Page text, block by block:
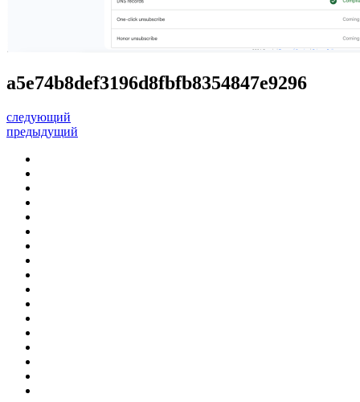
a5e74b8def3196d8fbfb8354847e9296
следующий
предыдущий